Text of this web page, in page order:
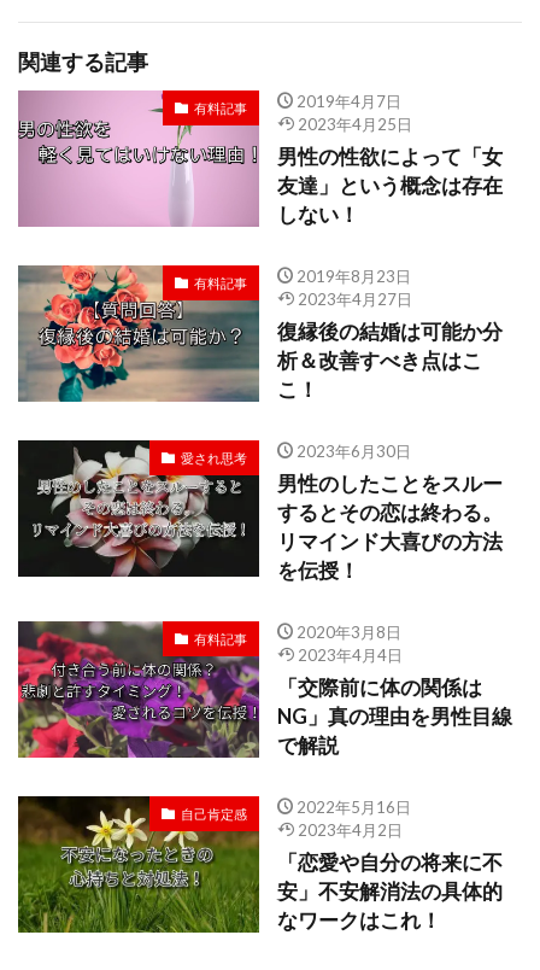
関連する記事
有料記事
2019年4月7日
2023年4月25日
男性の性欲によって「女
友達」という概念は存在
しない！
有料記事
2019年8月23日
2023年4月27日
復縁後の結婚は可能か分
析＆改善すべき点はこ
こ！
愛され思考 2023年6月30日
男性のしたことをスルー
するとその恋は終わる。
リマインド大喜びの方法
を伝授！
有料記事
2020年3月8日
2023年4月4日
「交際前に体の関係は
NG」真の理由を男性目線
で解説
自己肯定感
2022年5月16日
2023年4月2日
「恋愛や自分の将来に不
安」不安解消法の具体的
なワークはこれ！